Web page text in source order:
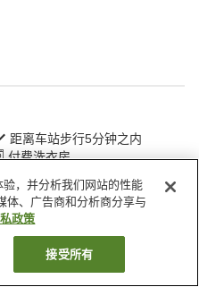
距离车站步行5分钟之内
付费洗衣房
京都索拉利亚西铁尊贵酒店
房
，并分析我们网站的性能
体、广告商和分析商分享与
政策
接受所有